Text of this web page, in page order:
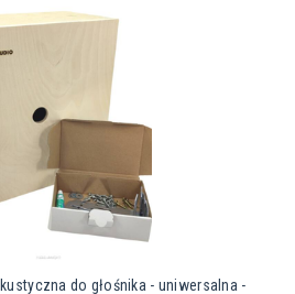
do głośnika - uniwersalna -